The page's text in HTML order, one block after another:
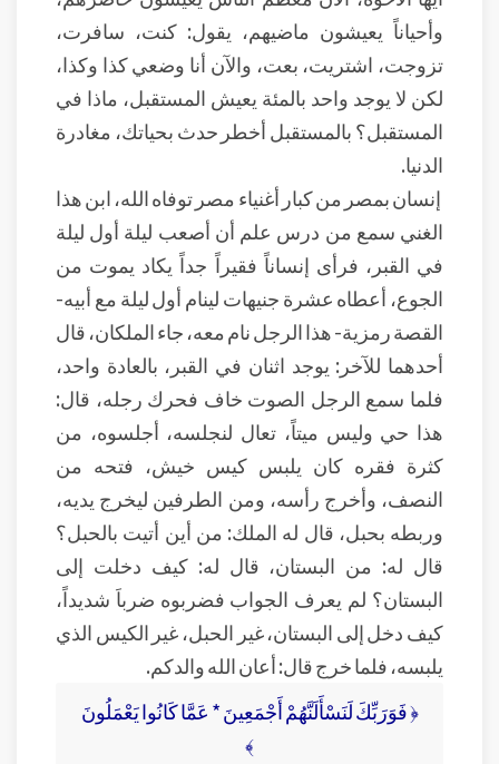
وأحياناً يعيشون ماضيهم، يقول: كنت، سافرت،
تزوجت، اشتريت، بعت، والآن أنا وضعي كذا وكذا،
لكن لا يوجد واحد بالمئة يعيش المستقبل، ماذا في
المستقبل؟ بالمستقبل أخطر حدث بحياتك، مغادرة
الدنيا.
إنسان بمصر من كبار أغنياء مصر توفاه الله، ابن هذا
الغني سمع من درس علم أن أصعب ليلة أول ليلة
في القبر، فرأى إنساناً فقيراً جداً يكاد يموت من
الجوع، أعطاه عشرة جنيهات لينام أول ليلة مع أبيه-
القصة رمزية- هذا الرجل نام معه، جاء الملكان، قال
أحدهما للآخر: يوجد اثنان في القبر، بالعادة واحد،
فلما سمع الرجل الصوت خاف فحرك رجله، قال:
هذا حي وليس ميتاً، تعال لنجلسه، أجلسوه، من
كثرة فقره كان يلبس كيس خيش، فتحه من
النصف، وأخرج رأسه، ومن الطرفين ليخرج يديه،
وربطه بحبل، قال له الملك: من أين أتيت بالحبل؟
قال له: من البستان، قال له: كيف دخلت إلى
البستان؟ لم يعرف الجواب فضربوه ضرباَ شديداً،
كيف دخل إلى البستان، غير الحبل، غير الكيس الذي
يلبسه، فلما خرج قال: أعان الله والدكم.
﴿ فَوَرَبِّكَ لَنَسْأَلَنَّهُمْ أَجْمَعِينَ * عَمَّا كَانُوا يَعْمَلُونَ
﴾